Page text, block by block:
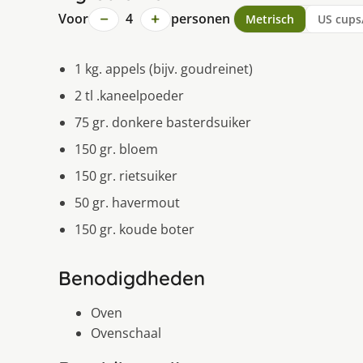
Voor − 4 + personen Metrisch US
1 kg. appels (bijv. goudreinet)
2 tl .kaneelpoeder
75 gr. donkere basterdsuiker
150 gr. bloem
150 gr. rietsuiker
50 gr. havermout
150 gr. koude boter
Benodigdheden
Oven
Ovenschaal